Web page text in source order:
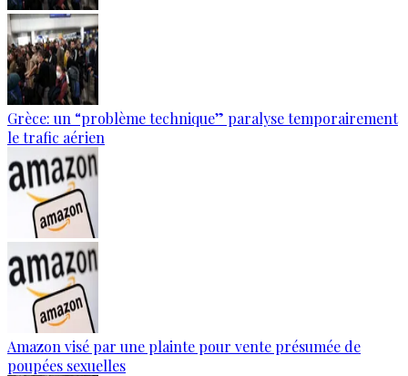
Grèce: un “problème technique” paralyse temporairement
le trafic aérien
Amazon visé par une plainte pour vente présumée de
poupées sexuelles